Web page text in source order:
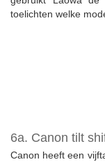
toelichten welke
6a. Canon tilt
Canon heeft een